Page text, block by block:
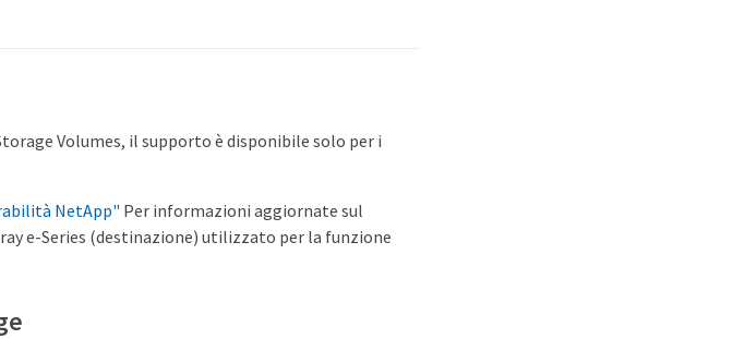
Volumes, il supporto è disponibile solo per i
NetApp" Per informazioni aggiornate sul
e-Series (destinazione) utilizzato per la funzione